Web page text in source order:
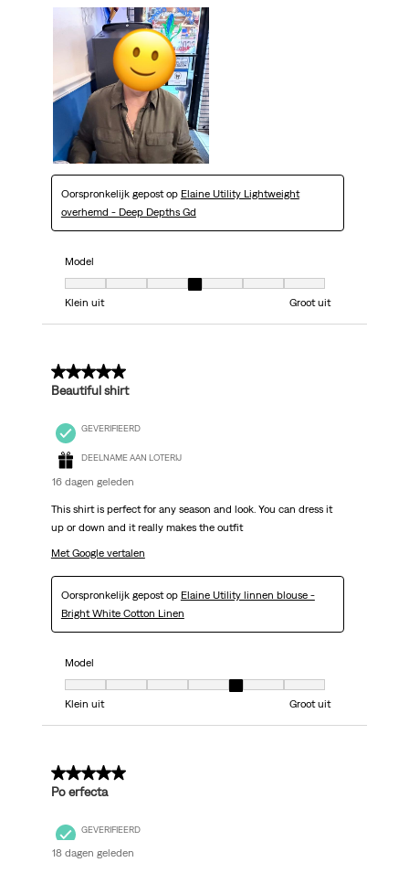
Oorspronkelijk gepost op Elaine Utility Lightweight
overhemd - Deep Depths Gd
Model
Model, 4 van 7, waarbij 1 gelijk is aan Klein uit en 7 gelijk is aan Groot uit
Klein uit
Groot uit
5 van 5 sterren.
Beautiful shirt
GEVERIFIEERD
DEELNAME AAN LOTERIJ
16 dagen geleden
This shirt is perfect for any season and look. You can dress it
up or down and it really makes the outfit
Met Google vertalen
Oorspronkelijk gepost op Elaine Utility linnen blouse -
Bright White Cotton Linen
Model
Model, 5 van 7, waarbij 1 gelijk is aan Klein uit en 7 gelijk is aan Groot uit
Klein uit
Groot uit
5 van 5 sterren.
Po erfecta
GEVERIFIEERD
18 dagen geleden